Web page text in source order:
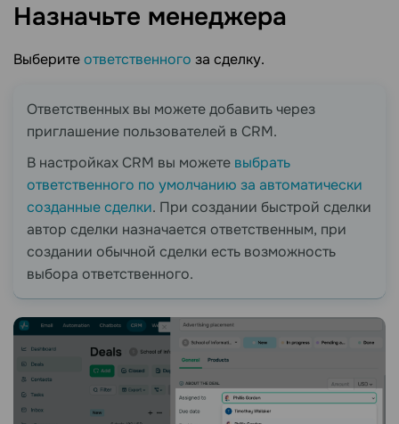
Назначьте менеджера
Выберитеответственного за сделку.
Ответственных вы можете добавить через
приглашение пользователей в CRM.
В настройках CRM вы можете выбрать
ответственного по умолчанию за автоматически
созданные сделки. При создании быстрой сделки
автор сделки назначается ответственным, при
создании обычной сделки есть возможность
выбора ответственного.